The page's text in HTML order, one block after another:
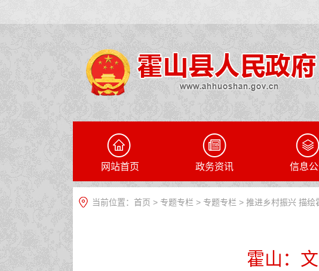
网站首页 政务资讯 信息
当前位置： 首页 > 专题专栏 > 专题专栏 > 推进乡村振兴 描绘
霍山：